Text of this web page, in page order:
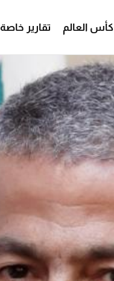
كأس العالم تقارير خاصة